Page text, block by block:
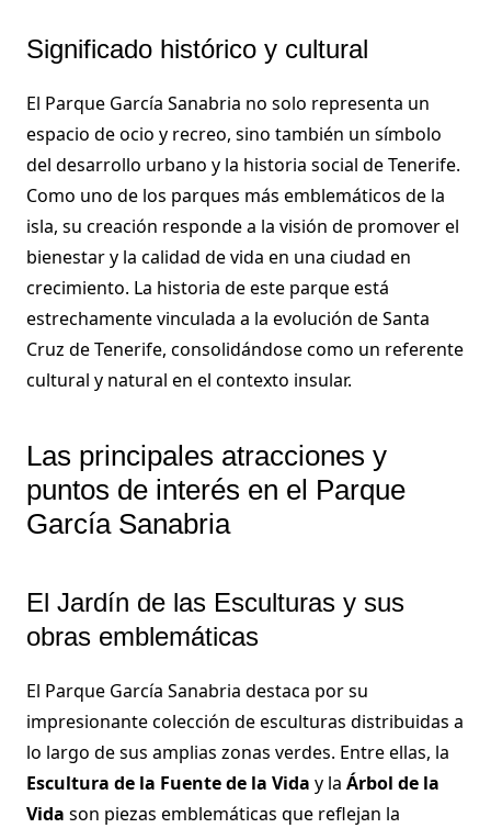
Significado histórico y cultural
El Parque García Sanabria no solo representa un
espacio de ocio y recreo, sino también un símbolo
del desarrollo urbano y la historia social de Tenerife.
Como uno de los parques más emblemáticos de la
isla, su creación responde a la visión de promover el
bienestar y la calidad de vida en una ciudad en
crecimiento. La historia de este parque está
estrechamente vinculada a la evolución de Santa
Cruz de Tenerife, consolidándose como un referente
cultural y natural en el contexto insular.
Las principales atracciones y
puntos de interés en el Parque
García Sanabria
El Jardín de las Esculturas y sus
obras emblemáticas
El Parque García Sanabria destaca por su
impresionante colección de esculturas distribuidas a
lo largo de sus amplias zonas verdes. Entre ellas, la
Escultura de la Fuente de la Vida y la Árbol de la
Vida son piezas emblemáticas que reflejan la